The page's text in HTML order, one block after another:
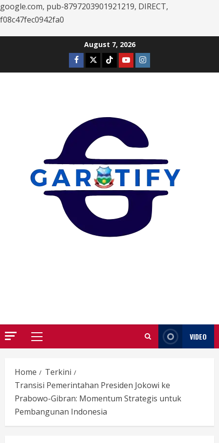
google.com, pub-8797203901921219, DIRECT,
f08c47fec0942fa0
August 7, 2026
Facebook
TwitterTiktokYoutubeInstagram
Primary
VIDEO
Home
Terkini
Transisi Pemerintahan Presiden Jokowi ke
Prabowo-Gibran: Momentum Strategis untuk
Pembangunan Indonesia